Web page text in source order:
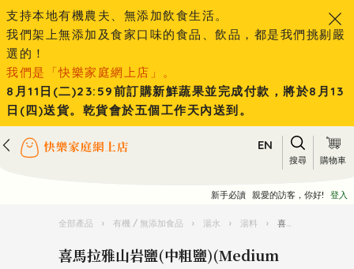
支持本地有機農夫、無添加飲食生活。
我們架上無添加及食家口味的食品、飲品，都是我們挑剔嚴
選的！
我們是「快樂家庭網上店」。
8月11日(二)23:59前訂購新鮮蔬果並完成付款，將於8月13
日(四)送貨。乾貨會於五個工作天內送到。
EN
搜尋 購物車
新手必讀 親愛的訪客，你好! 登入
全部產品 › 有機 / 無添加食品 › 湯水 › 湯料 › 喜馬拉雅山岩鹽(中粗鹽)(Medium Coarse)
喜馬拉雅山岩鹽(中粗鹽)(Medium